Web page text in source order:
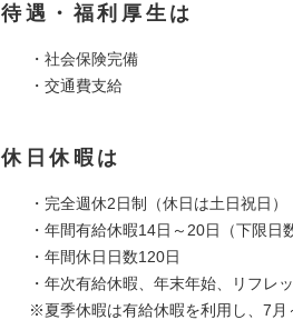
待遇・福利厚生は
・社会保険完備
・交通費支給
休日休暇は
・完全週休2日制（休日は土日祝日）
・年間有給休暇14日～20日（下限日
・年間休日日数120日
・年次有給休暇、年末年始、リフレ
※夏季休暇は有給休暇を利用し、7月